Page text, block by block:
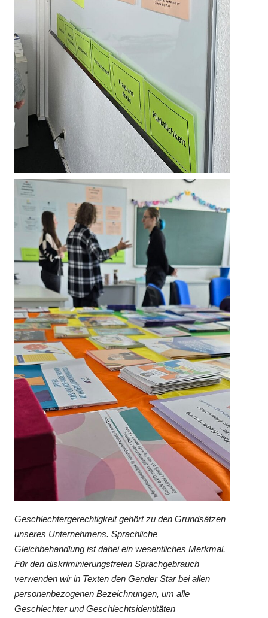
Geschlechtergerechtigkeit gehört zu den Grundsätzen
unseres Unternehmens. Sprachliche
Gleichbehandlung ist dabei ein wesentliches Merkmal.
Für den diskriminierungsfreien Sprachgebrauch
verwenden wir in Texten den Gender Star bei allen
personenbezogenen Bezeichnungen, um alle
Geschlechter und Geschlechtsidentitäten